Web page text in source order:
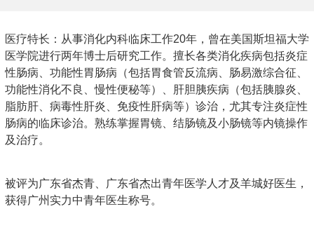
医疗特长：从事消化内科临床工作20年，曾在美国斯坦福大学
医学院进行两年博士后研究工作。擅长各类消化疾病包括炎症
性肠病、功能性胃肠病（包括胃食管反流病、肠易激综合征、
功能性消化不良、慢性便秘等）、肝胆胰疾病（包括胰腺炎、
脂肪肝、病毒性肝炎、免疫性肝病等）诊治，尤其专注炎症性
肠病的临床诊治。熟练掌握胃镜、结肠镜及小肠镜等内镜操作
及治疗。
被评为广东省杰青、广东省杰出青年医学人才及羊城好医生，
获得广州实力中青年医生称号。